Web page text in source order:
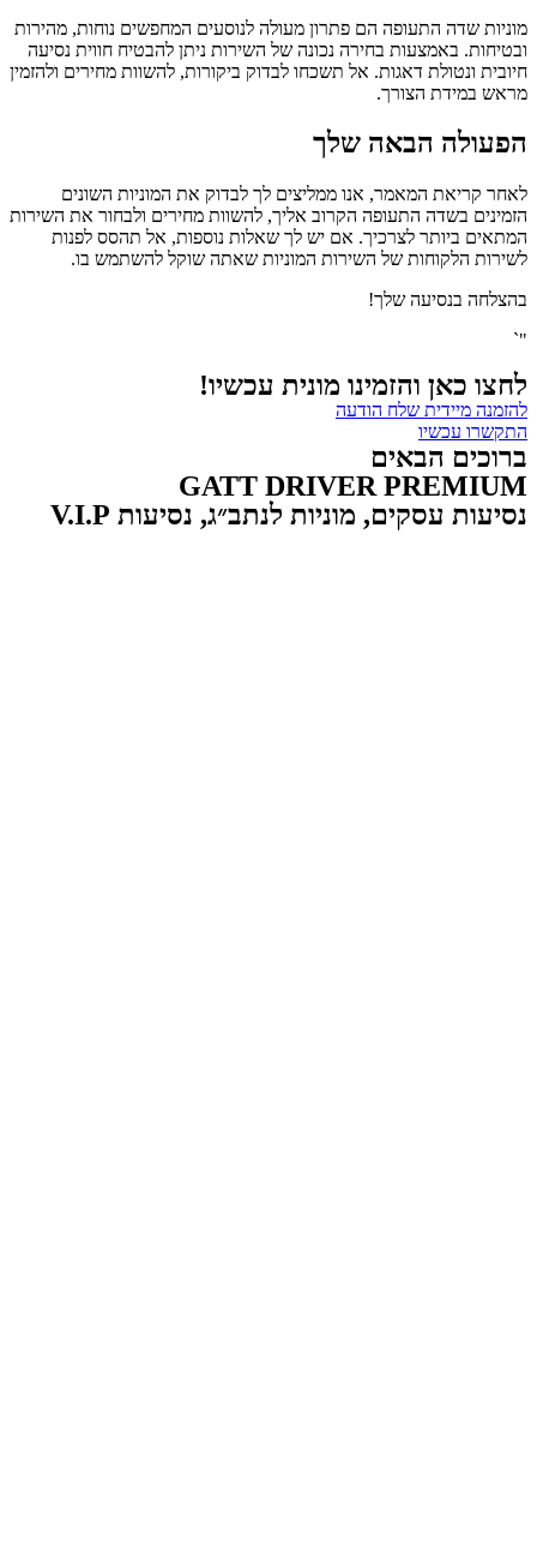
מוניות שדה התעופה הם פתרון מעולה לנוסעים המחפשים נוחות, מהירות
ובטיחות. באמצעות בחירה נכונה של השירות ניתן להבטיח חווית נסיעה
חיובית ונטולת דאגות. אל תשכחו לבדוק ביקורות, להשוות מחירים ולהזמין
מראש במידת הצורך.
הפעולה הבאה שלך
לאחר קריאת המאמר, אנו ממליצים לך לבדוק את המוניות השונים
הזמינים בשדה התעופה הקרוב אליך, להשוות מחירים ולבחור את השירות
המתאים ביותר לצרכיך. אם יש לך שאלות נוספות, אל תהסס לפנות
לשירות הלקוחות של השירות המוניות שאתה שוקל להשתמש בו.
בהצלחה בנסיעה שלך!
"`
לחצו כאן והזמינו מונית עכשיו!
להזמנה מיידית שלח הודעה
התקשרו עכשיו
ברוכים הבאים
GATT DRIVER PREMIUM
נסיעות עסקים, מוניות לנתב״ג, נסיעות V.I.P